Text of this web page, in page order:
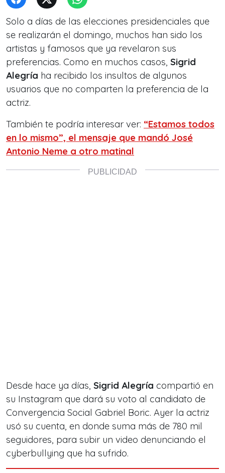
Solo a días de las elecciones presidenciales que
se realizarán el domingo, muchos han sido los
artistas y famosos que ya revelaron sus
preferencias. Como en muchos casos, Sigrid
Alegría ha recibido los insultos de algunos
usuarios que no comparten la preferencia de la
actriz.
También te podría interesar ver: “Estamos todos
en lo mismo”, el mensaje que mandó José
Antonio Neme a otro matinal
Desde hace ya días, Sigrid Alegría compartió en
su Instagram que dará su voto al candidato de
Convergencia Social Gabriel Boric. Ayer la actriz
usó su cuenta, en donde suma más de 780 mil
seguidores, para subir un video denunciando el
cyberbullying que ha sufrido.